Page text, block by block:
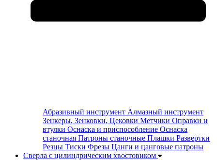
Абразивный инструмент Алмазный инструмент
Зенкеры, Зенковки, Цековки Метчики Оправки и
втулки Оснаска и приспособление Оснаска
станочная Патроны станочные Плашки Развертки
Резцы Тиски Фрезы Цанги и цанговые патроны
Сверла с цилиндрическим хвостовиком